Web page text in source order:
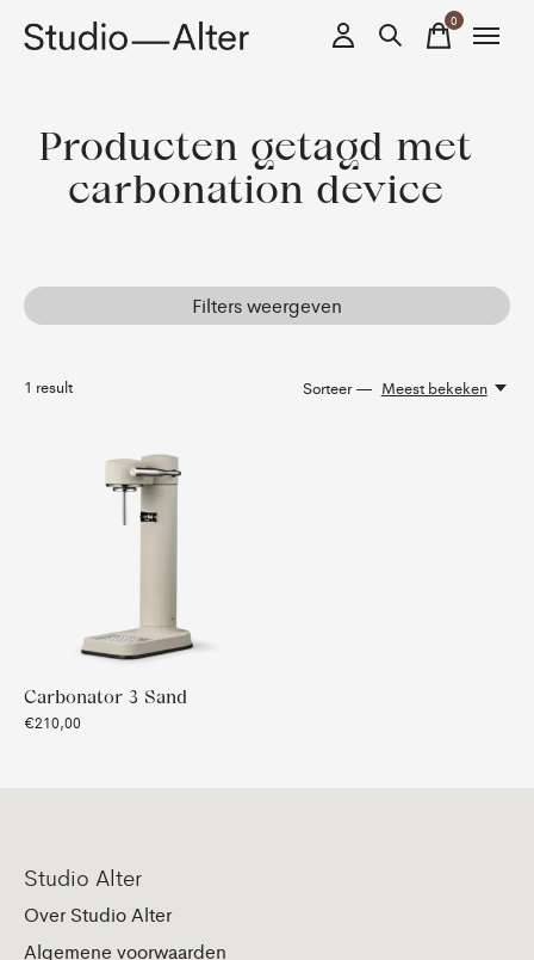
0items
Producten getagd met
carbonation device
Filters weergeven
1 result Sorteer — Meest bekeken
Carbonator 3 Sand
€210,00
Studio Alter
Over Studio Alter
Algemene voorwaarden